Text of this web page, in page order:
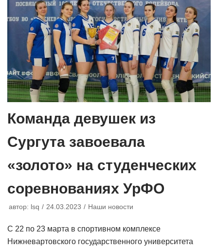
Команда девушек из
Сургута завоевала
«золото» на студенческих
соревнованиях УрФО
автор: lsq 24.03.2023 Наши новости
С 22 по 23 марта в спортивном комплексе
Нижневартовского государственного университета